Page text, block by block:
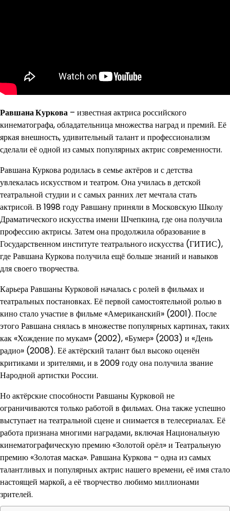
Равшана Куркова – известная актриса российского
кинематографа, обладательница множества наград и премий. Её
яркая внешность, удивительный талант и профессионализм
сделали её одной из самых популярных актрис современности.
Равшана Куркова родилась в семье актёров и с детства
увлекалась искусством и театром. Она училась в детской
театральной студии и с самых ранних лет мечтала стать
актрисой. В 1998 году Равшану приняли в Московскую Школу
Драматического искусства имени Шчепкина, где она получила
профессию актрисы. Затем она продолжила образование в
Государственном институте театрального искусства (ГИТИС),
где Равшана Куркова получила ещё больше знаний и навыков
для своего творчества.
Карьера Равшаны Курковой началась с ролей в фильмах и
театральных постановках. Её первой самостоятельной ролью в
кино стало участие в фильме «Американский» (2001). После
этого Равшана снялась в множестве популярных картинах, таких
как «Хождение по мукам» (2002), «Бумер» (2003) и «День
радио» (2008). Её актёрский талант был высоко оценён
критиками и зрителями, и в 2009 году она получила звание
Народной артистки России.
Но актёрские способности Равшаны Курковой не
ограничиваются только работой в фильмах. Она также успешно
выступает на театральной сцене и снимается в телесериалах. Её
работа признана многими наградами, включая Национальную
кинематографическую премию «Золотой орёл» и Театральную
премию «Золотая маска». Равшана Куркова – одна из самых
талантливых и популярных актрис нашего времени, её имя стало
настоящей маркой, а её творчество любимо миллионами
зрителей.